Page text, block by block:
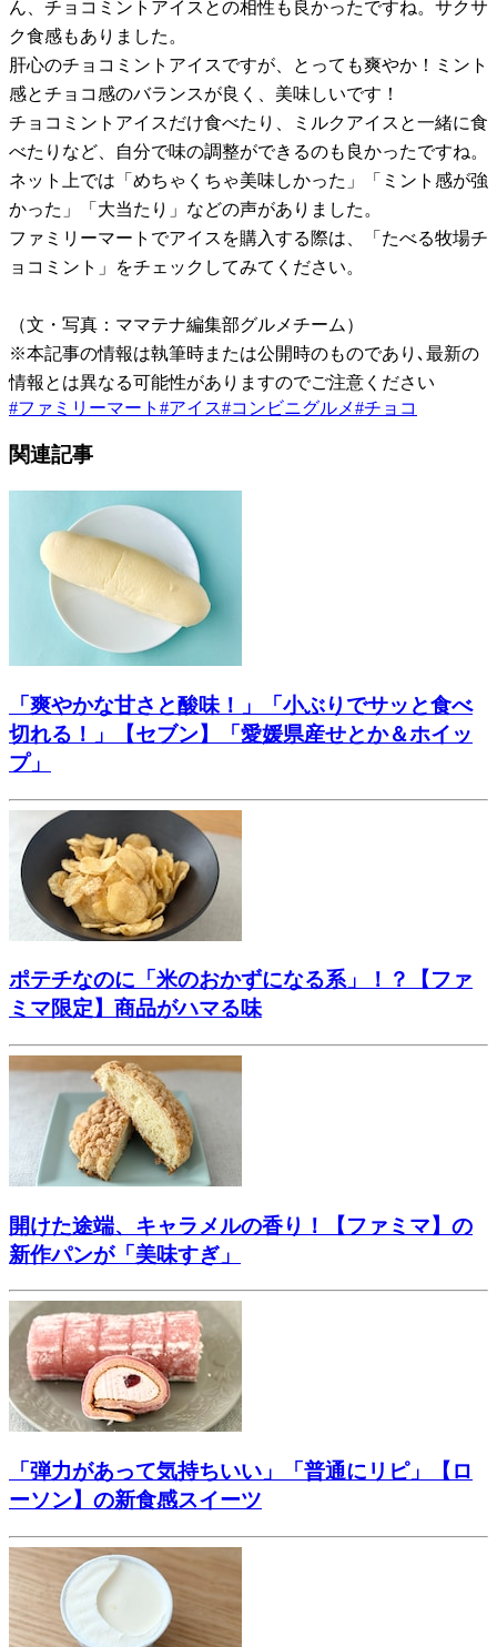
ん、チョコミントアイスとの相性も良かったですね。サクサ
ク食感もありました。
肝心のチョコミントアイスですが、とっても爽やか！ミント
感とチョコ感のバランスが良く、美味しいです！
チョコミントアイスだけ食べたり、ミルクアイスと一緒に食
べたりなど、自分で味の調整ができるのも良かったですね。
ネット上では「めちゃくちゃ美味しかった」「ミント感が強
かった」「大当たり」などの声がありました。
ファミリーマートでアイスを購入する際は、「たべる牧場チ
ョコミント」をチェックしてみてください。
（文・写真：ママテナ編集部グルメチーム）
※本記事の情報は執筆時または公開時のものであり､最新の
情報とは異なる可能性がありますのでご注意ください
#ファミリーマート #アイス#コンビニグルメ#チョコ
関連記事
「爽やかな甘さと酸味！」「小ぶりでサッと食べ
切れる！」【セブン】「愛媛県産せとか＆ホイッ
プ」
ポテチなのに「米のおかずになる系」！？【ファ
ミマ限定】商品がハマる味
開けた途端、キャラメルの香り！【ファミマ】の
新作パンが「美味すぎ」
「弾力があって気持ちいい」「普通にリピ」【ロ
ーソン】の新食感スイーツ